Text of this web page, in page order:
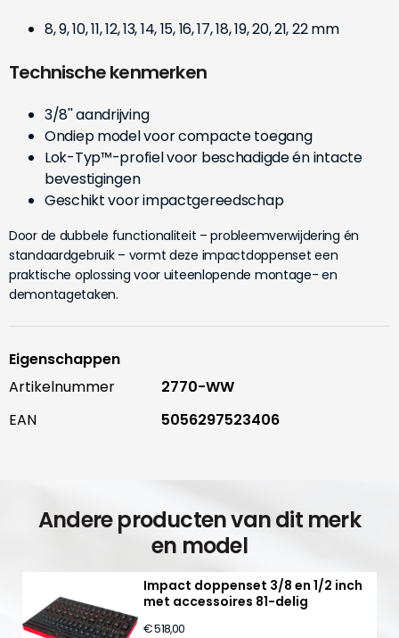
8, 9, 10, 11, 12, 13, 14, 15, 16, 17, 18, 19, 20, 21, 22 mm
Technische kenmerken
3/8'' aandrijving
Ondiep model voor compacte toegang
Lok-Typ™-profiel voor beschadigde én intacte
bevestigingen
Geschikt voor impactgereedschap
Door de dubbele functionaliteit – probleemverwijdering én
standaardgebruik – vormt deze impactdoppenset een
praktische oplossing voor uiteenlopende montage- en
demontagetaken.
Eigenschappen
Artikelnummer
2770-WW
EAN
5056297523406
Andere producten van dit merk
en model
Impact doppenset 3/8 en 1/2 inch
met accessoires 81-delig
€ 518,00